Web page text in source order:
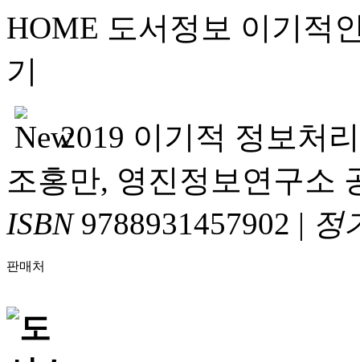
HOME 도서정보 이기적
기
2019 이기적 정보처
조홍만, 영진정보연구소
ISBN9788931457902 | 정
판매처